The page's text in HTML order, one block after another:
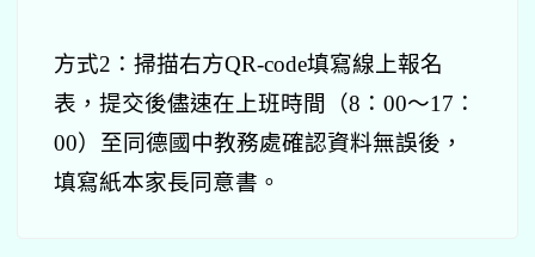
方式2：掃描右方QR-code填寫線上報名
表，提交後儘速在上班時間（8：00～17：
00） 至同德國中教務處確認資料無誤後，
填寫紙本家長同意書。